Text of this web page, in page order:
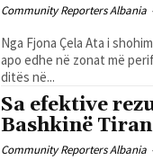
Community Reporters Albania
Nga Fjona Çela Ata i shohim kudo, në qendër, nëpër rrugicat e lagjeve
apo edhe në zonat më
ditës në...
Sa efektive
Bashkinë
Community Reporters Albania